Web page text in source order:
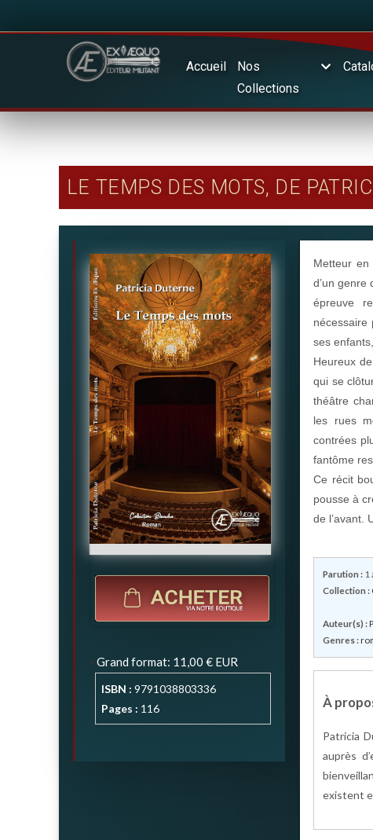
Accueil
Nos
Collections
LE TEMPS DES MOTS, DE
Grand format: 11,00 €EUR
ISBN : 9791038803336
Pages : 116
Metteur en
d’un genre
épreuve
nécessaire
ses
Heureux
qui se
théâtre
les rues
contrées
fantôme
Ce récit
pousse à
de l’avant.
Parution : 1
Collection :
Auteur(s) :
Genres :
À
Patricia
auprès
existent